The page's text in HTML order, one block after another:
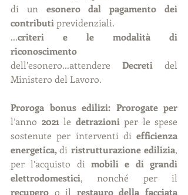
di un esonero dal pagamento dei
contributi previdenziali.
...criteri e le modalità di
riconoscimento
dell’esonero...attendere Decreti del
Ministero del Lavoro.
Proroga bonus edilizi: Prorogate per
l’anno 2021 le detrazioni per le spese
sostenute per interventi di efficienza
energetica, di ristrutturazione edilizia,
per l’acquisto di mobili e di grandi
elettrodomestici
recupero o il restauro della facciata